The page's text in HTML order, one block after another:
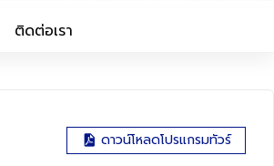
ติดต่อเรา
ดาวน์โหลดโปรแกรมทัวร์